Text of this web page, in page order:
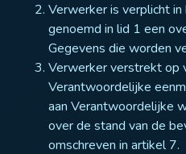
Verwerker is verplicht
genoemd in lid 1 een
Gegevens die worden
Verwerker verstrekt op
Verantwoordelijke
aan Verantwoordelijke
over de stand van de
omschreven in artikel 7.